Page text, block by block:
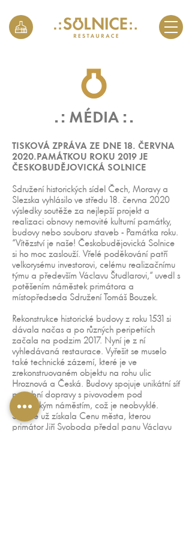
. : MÉDIA : .
TISKOVÁ ZPRÁVA ZE DNE 18. ČERVNA
2020.PAMÁTKOU ROKU 2019 JE
ČESKOBUDĚJOVICKÁ SOLNICE
Sdružení historických sídel Čech, Moravy a
Slezska vyhlásilo ve středu 18. června 2020
výsledky soutěže za nejlepší projekt a
realizaci obnovy nemovité kulturní památky,
budovy nebo souboru staveb - Památka roku.
“Vítězství je naše! Českobudějovická Solnice
si ho moc zaslouží. Vřelé poděkování patří
velkorysému investorovi, celému realizačnímu
týmu a především Václavu Študlarovi,“ uvedl s
potěšením náměstek primátora a
místopředseda Sdružení Tomáš Bouzek.
Rekonstrukce historické budovy z roku 1531 si
dávala načas a po různých peripetiích
začala na podzim 2017. Nyní je z ní
vyhledávaná restaurace. Vyřešit se muselo
také technické zázemí, které je ve
zrekonstruovaném objektu na rohu ulic
Hroznová a Česká. Budovy spojuje unikátní síť
potrubní dopravy s pivovodem pod
Piaristickým náměstím, což je neobvyklé.
Solnice už získala Cenu města, kterou
primátor Jiří Svoboda předal panu Václavu